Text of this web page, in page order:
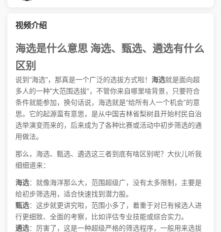
视频介绍
海选是什么意思 海选、甄选、遴选有什么
区别
说到“海选”，那真是一个广泛的选拔方式啦！ 海选就是面向超
多人的一种“大范围选拔”，不管你来自哪里啥背景，只要符合
条件就能参加，换句话说，海选就是“给所有人一个机会”的意
思。它的起源蛮有意思，是从中国吉林省梨树县开始村民自治
选举演变而来的，后来成为了各种比赛或活动中初步筛选的通
用做法。
那么，海选、甄选、遴选这三者到底有啥区别呢？大伙儿听我
细细道来：
海选：就像海洋那么大，范围超级广，没有太多限制，主要是
给初步筛选用，适合快速找到潜力股。
甄选：这步就更讲究啦，范围小多了，着重于对已有候选人进
行更细致、全面的考察，比如评估专业技能或综合实力。
遴选：厉害了，这是一种超级严格的筛选程序，一般用来选拔